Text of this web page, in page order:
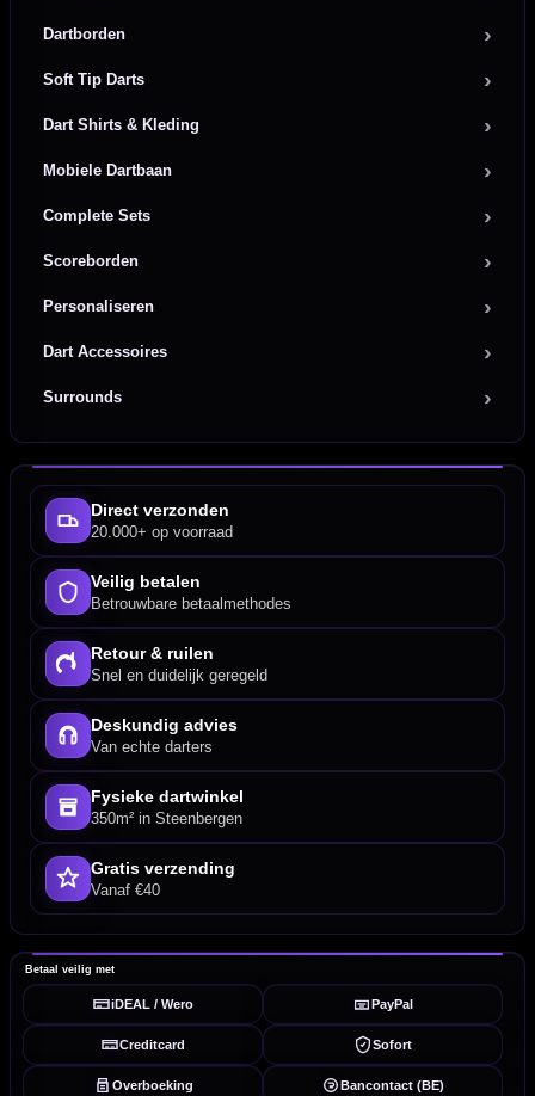
Dartborden
Soft Tip Darts
Dart Shirts & Kleding
Mobiele Dartbaan
Complete Sets
Scoreborden
Personaliseren
Dart Accessoires
Surrounds
Direct verzonden
20.000+ op voorraad
Veilig betalen
Betrouwbare betaalmethodes
Retour & ruilen
Snel en duidelijk geregeld
Deskundig advies
Van echte darters
Fysieke dartwinkel
350m² in Steenbergen
Gratis verzending
Vanaf €40
Betaal veilig met
iDEAL / Wero PayPal
Creditcard Sofort
Overboeking Bancontact (BE)